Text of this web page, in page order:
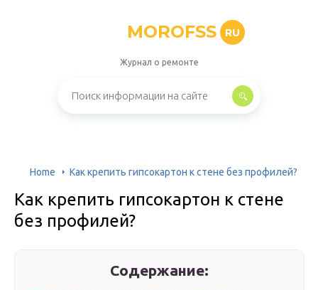
MOROFSS RU
Журнал о ремонте
Home Как крепить гипсокартон к стене без профилей?
Как крепить гипсокартон к стене
без профилей?
Содержание: